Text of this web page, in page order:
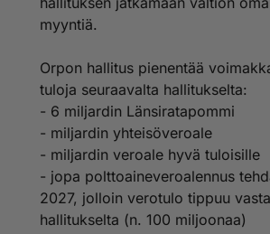
myyntiä.
Orpon hallitus pienentää
tuloja seuraavalta hallitukselta:
- 6 miljardin Länsiratapommi
- miljardin yhteisöveroale
- miljardin veroale hyvä tuloisille
- jopa polttoaineveroalennus
2027, jolloin verotulo tippuu
hallitukselta (n. 100 miljoonaa)